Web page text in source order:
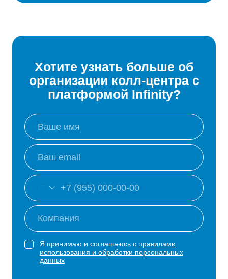
Хотите узнать больше об
организации колл-центра с
платформой Infinity?
Я принимаю и соглашаюсь с правилами
использования и обработки персональных
данных